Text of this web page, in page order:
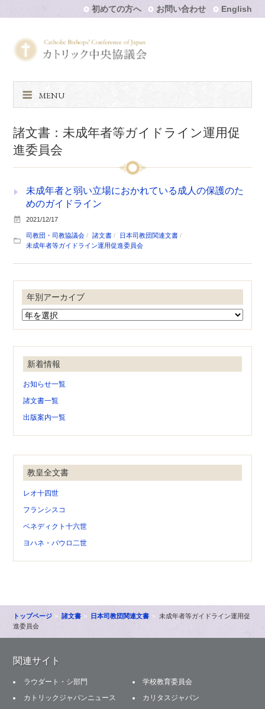
初めての方へ お問い合わせ English
MENU
諸文書：未成年者等ガイドライン運用促
進委員会
未成年者と弱い立場におかれている成人の保護のた
めのガイドライン
2021/12/17
司教団・司教協議会 諸文書
日本司教団関連文書
未成年者等ガイドライン運用促進委員会
年別アーカイブ
新着情報
お知らせ一覧
諸文書一覧
出版案内一覧
教皇全文書
レオ十四世
フランシスコ
ベネディクト十六世
ヨハネ・パウロ二世
トップページ 諸文書 日本司教団関連文書
未成年者等ガイドライン運用促
進委員会
関連サイト
ラウダート・シ部門
学校教育委員会
カトリックジャパンニュース
カリタスジャパン